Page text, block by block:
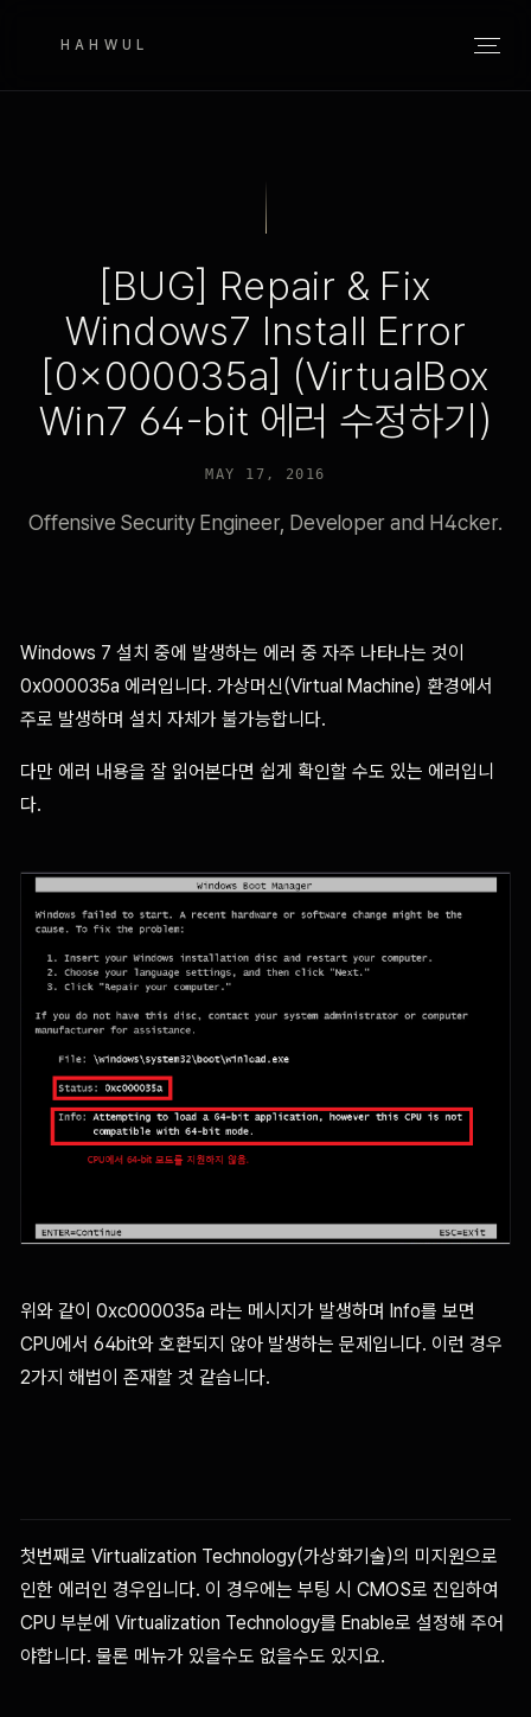
HAHWUL
[BUG] Repair & Fix
Windows7 Install Error
[0x000035a] (VirtualBox
Win7 64-bit 에러 수정하기)
MAY 17, 2016
Offensive Security Engineer, Developer and H4cker.
Windows 7 설치 중에 발생하는 에러 중 자주 나타나는 것이
0x000035a 에러입니다. 가상머신(Virtual Machine) 환경에서
주로 발생하며 설치 자체가 불가능합니다.
다만 에러 내용을 잘 읽어본다면 쉽게 확인할 수도 있는 에러입니
다.
위와 같이 0xc000035a 라는 메시지가 발생하며 Info를 보면
CPU에서 64bit와 호환되지 않아 발생하는 문제입니다. 이런 경우
2가지 해법이 존재할 것 같습니다.
첫번째로 Virtualization Technology(가상화기술)의 미지원으로
인한 에러인 경우입니다. 이 경우에는 부팅 시 CMOS로 진입하여
CPU 부분에 Virtualization Technology를 Enable로 설정해 주어
야합니다. 물론 메뉴가 있을수도 없을수도 있지요.